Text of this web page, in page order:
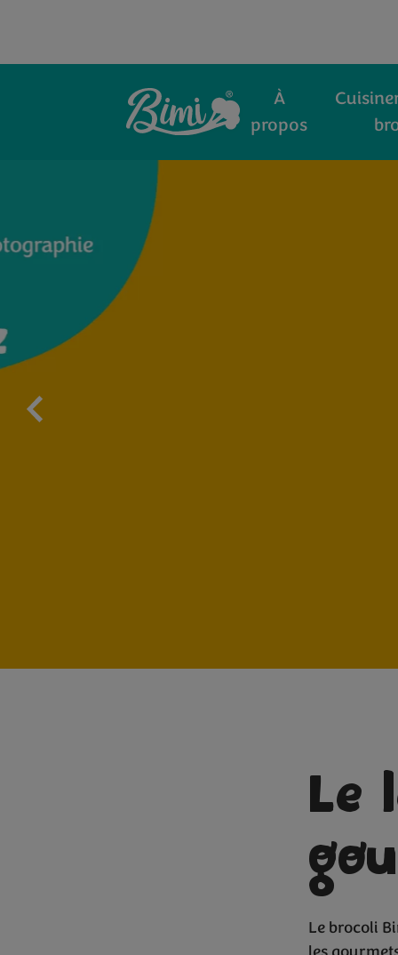
À
propos
Le
Le brocoli